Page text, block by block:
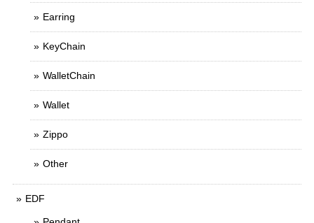
Earring
KeyChain
WalletChain
Wallet
Zippo
Other
EDF